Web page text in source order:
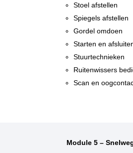
Stoel afstellen
Spiegels afstellen
Gordel omdoen
Starten en
Stuurtechnieken
Ruitenwissers
Scan en
Module 5 –